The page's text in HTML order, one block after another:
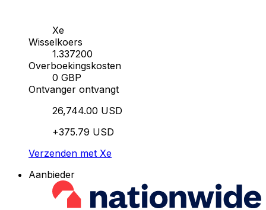
Xe
Wisselkoers
1.337200
Overboekingskosten
0 GBP
Ontvanger ontvangt
26,744.00 USD
+375.79 USD
Verzenden met Xe
Aanbieder